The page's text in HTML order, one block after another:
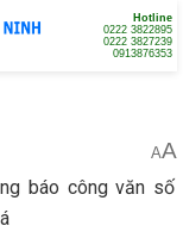
Hotline
0222 3822895
0222 3827239
0913876353
AA
báo công văn số